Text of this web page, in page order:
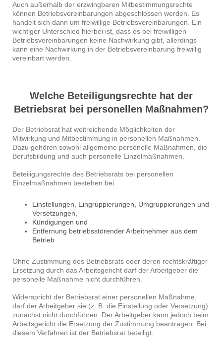
Auch außerhalb der erzwingbaren Mitbestimmungsrechte
können Betriebsvereinbarungen abgeschlossen werden. Es
handelt sich dann um freiwillige Betriebsvereinbarungen. Ein
wichtiger Unterschied hierbei ist, dass es bei freiwilligen
Betriebsvereinbarungen keine Nachwirkung gibt, allerdings
kann eine Nachwirkung in der Betriebsvereinbarung freiwillig
vereinbart werden.
Welche Beteiligungsrechte hat der
Betriebsrat bei personellen Maßnahmen?
Der Betriebsrat hat weitreichende Möglichkeiten der
Mitwirkung und Mitbestimmung in personellen Maßnahmen.
Dazu gehören sowohl allgemeine personelle Maßnahmen, die
Berufsbildung und auch personelle Einzelmaßnahmen.
Beteiligungsrechte des Betriebsrats bei personellen
Einzelmaßnahmen bestehen bei
Einstellungen, Eingruppierungen, Umgruppierungen und
Versetzungen,
Kündigungen und
Entfernung betriebsstörender Arbeitnehmer aus dem
Betrieb
Ohne Zustimmung des Betriebsrats oder deren rechtskräftiger
Ersetzung durch das Arbeitsgericht darf der Arbeitgeber die
personelle Maßnahme nicht durchführen.
Widerspricht der Betriebsrat einer personellen Maßnahme,
darf der Arbeitgeber sie (z. B. die Einstellung oder Versetzung)
zunächst nicht durchführen. Der Arbeitgeber kann jedoch beim
Arbeitsgericht die Ersetzung der Zustimmung beantragen. Bei
diesem Verfahren ist der Betriebsrat beteiligt.